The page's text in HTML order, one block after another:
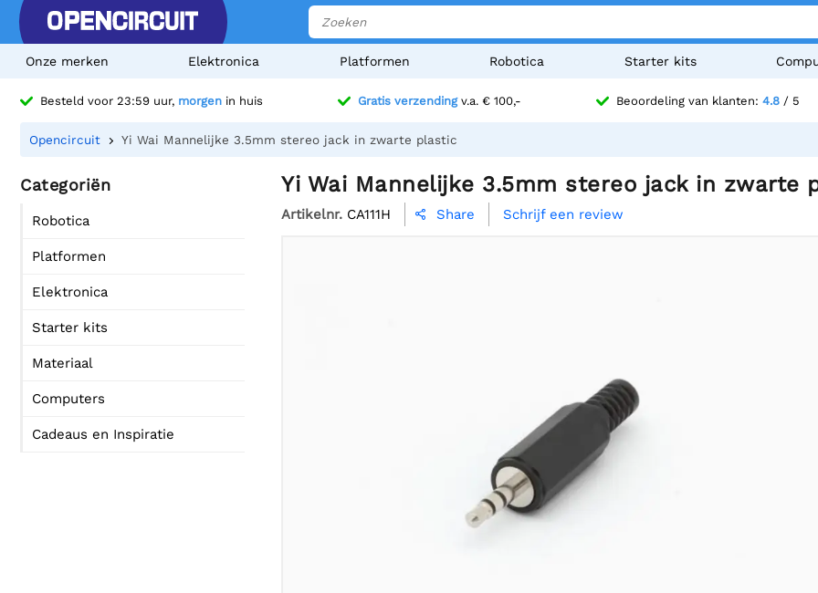
Onze merken Elektronica Platformen Robotica Starter kits
Besteld voor 23:59 uur, morgen in huis Gratis verzendingv.a. € 100,- Beoordeling van klanten: 4.8/ 5
Opencircuit Yi Wai Mannelijke 3.5mm stereo jack in zwarte plastic
Categoriën
Robotica
Platformen
Elektronica
Starter kits
Materiaal
Computers
Cadeaus en Inspiratie
Yi Wai Mannelijke 3.5mm stereo jack in zwarte
Artikelnr. CA111H  Share Schrijf een review